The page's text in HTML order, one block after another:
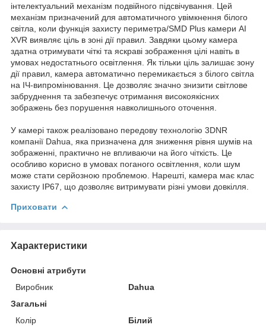
інтелектуальний механізм подвійного підсвічування. Цей
механізм призначений для автоматичного увімкнення білого
світла, коли функція захисту периметра/SMD Plus камери AI
XVR виявляє ціль в зоні дії правил. Завдяки цьому камера
здатна отримувати чіткі та яскраві зображення цілі навіть в
умовах недостатнього освітлення. Як тільки ціль залишає зону
дії правил, камера автоматично перемикається з білого світла
на ІЧ-випромінювання. Це дозволяє значно знизити світлове
забруднення та забезпечує отримання високоякісних
зображень без порушення навколишнього оточення.
У камері також реалізовано передову технологію 3DNR
компанії Dahua, яка призначена для зниження рівня шумів на
зображенні, практично не впливаючи на його чіткість. Це
особливо корисно в умовах поганого освітлення, коли шум
може стати серйозною проблемою. Нарешті, камера має клас
захисту IP67, що дозволяє витримувати різні умови довкілля.
Приховати
Характеристики
Основні атрибути
Виробник
Dahua
Загальні
Колір
Білий